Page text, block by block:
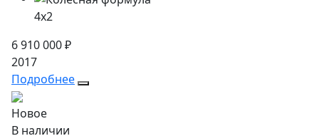
4x2
6 910 000 ₽
2017
Подробнее
Новое
В наличии